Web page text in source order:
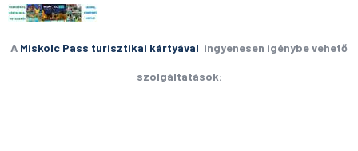
A Miskolc Pass turisztikai kártyával ingyenesen igénybe vehető
szolgáltatások: